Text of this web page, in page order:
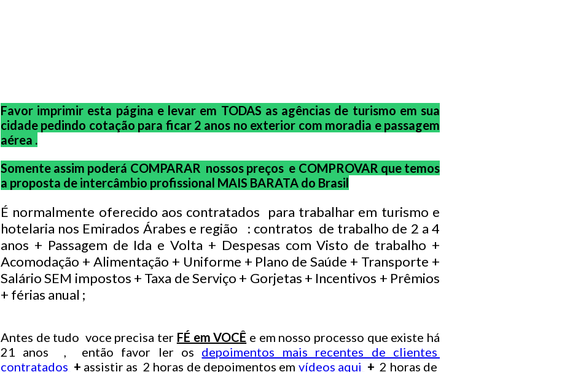
Favor imprimir esta página e levar em TODAS as agências de turismo em sua
cidade pedindo cotação para ficar 2 anos no exterior com moradia e passagem
aérea .
Somente assim poderá COMPARAR nossos preços e COMPROVAR que temos
a proposta de intercâmbio profissional MAIS BARATA do Brasil
É normalmente oferecido aos contratados para trabalhar em turismo e
hotelaria nos Emirados Árabes e região : contratos de trabalho de 2 a 4
anos + Passagem de Ida e Volta + Despesas com Visto de trabalho +
Acomodação + Alimentação + Uniforme + Plano de Saúde + Transporte +
Salário SEM impostos + Taxa de Serviço + Gorjetas + Incentivos + Prêmios
+ férias anual ;
Antes de tudo voce precisa ter FÉ em VOCÊ e em nosso processo que existe há
21 anos , então favor ler os depoimentos mais recentes de clientes
contratados + assistir as 2 horas de depoimentos em vídeos aqui + 2 horas de